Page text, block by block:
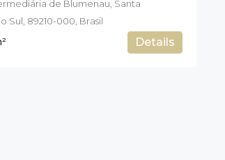
de Blumenau, Santa
Sul, 89210-000, Brasil
Details